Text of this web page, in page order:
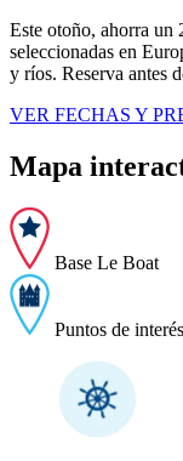
Este otoño, ahorra un
seleccionadas en
y ríos. Reserva antes
VER FECHAS Y
Mapa
Base Le Boat
Puntos de interés